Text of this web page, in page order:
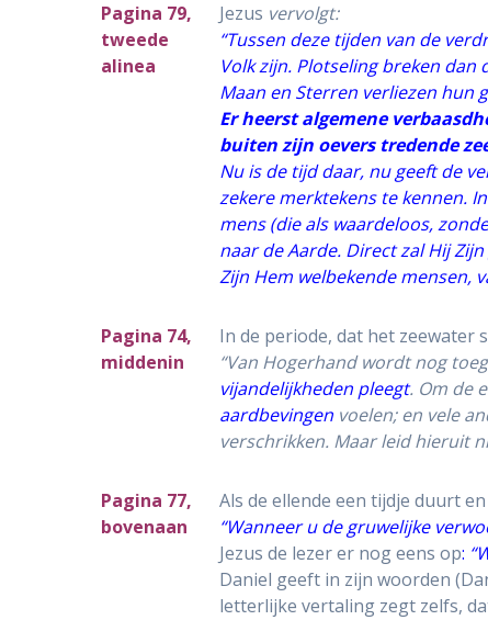
Pagina 79,
tweede
alinea
Jezus vervolgt:
“Tussen deze tijden van de
Volk zijn. Plotseling breken
Maan en Sterren verliezen hun
Er heerst algemene
buiten zijn oevers tredende
Nu is de tijd daar, nu geeft de
zekere merktekens te kennen.
mens (die als waardeloos,
naar de Aarde. Direct zal Hij
Zijn Hem welbekende mensen,
Pagina 74,
middenin
In de periode, dat het zeewater
“Van Hogerhand wordt nog
vijandelijkheden pleegt. Om de
aardbevingenvoelen; en vele
verschrikken. Maar leid hieruit
Pagina 77,
bovenaan
Als de ellende een tijdje duurt
“Wanneer u de gruwelijke
Jezus de lezer er nog eens op:
Daniel geeft in zijn woorden
letterlijke vertaling zegt zelfs,